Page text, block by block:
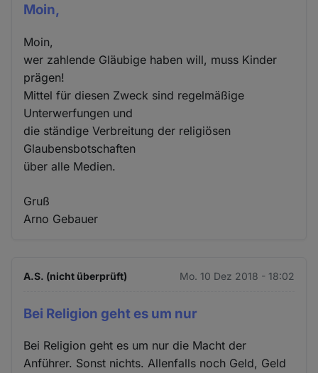
Moin,
Moin,
wer zahlende Gläubige haben will, muss Kinder
prägen!
Mittel für diesen Zweck sind regelmäßige
Unterwerfungen und
die ständige Verbreitung der religiösen
Glaubensbotschaften
über alle Medien.
Gruß
Arno Gebauer
A.S. (nicht überprüft) Mo. 10 Dez 2018 - 18:02
Bei Religion geht es um nur
Bei Religion geht es um nur die Macht der
Anführer. Sonst nichts. Allenfalls noch Geld, Geld